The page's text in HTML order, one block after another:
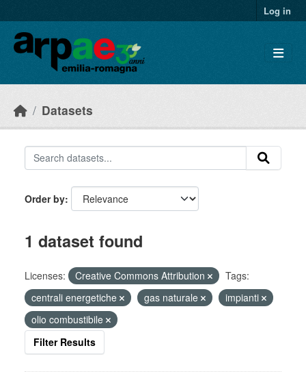
Log in
Datasets
Order by
1 dataset found
Licenses: Creative Commons Attribution
Tags:
centrali energetiche
gas naturale
impianti
olio combustibile
Filter Results